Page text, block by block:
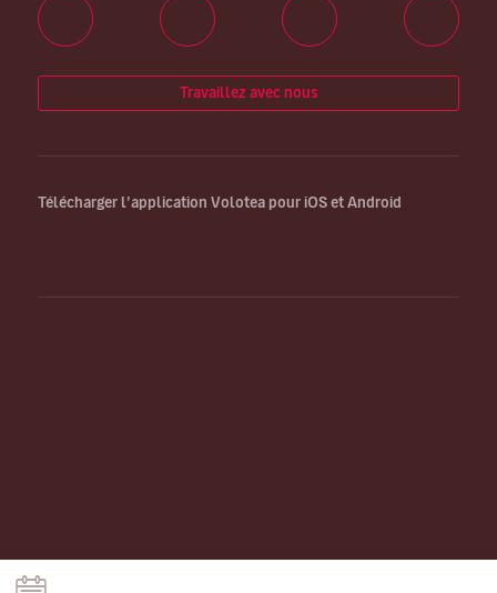
Travaillez avec nous
Télécharger l’application Volotea pour iOS et Android